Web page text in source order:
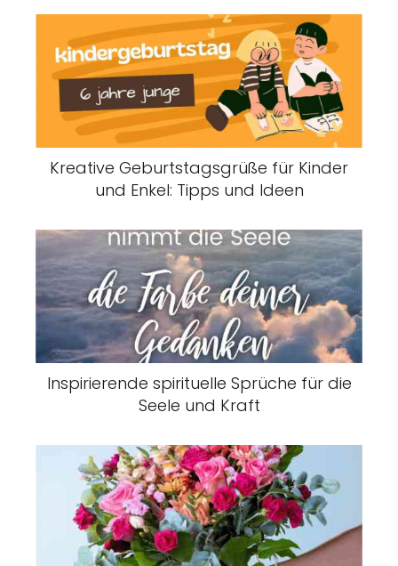
Kreative Geburtstagsgrüße für Kinder
und Enkel: Tipps und Ideen
Inspirierende spirituelle Sprüche für die
Seele und Kraft